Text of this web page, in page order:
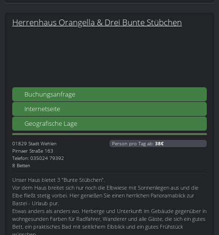
Herrenhaus Orangella & Drei Bunte Stübchen
Buchungsanfrage
Internetseite
Geografische Lage
01829 Stadt Wehlen
Pirnaer Straße 163
Telefon: 035024 79392
8 Betten
Person pro Tag ab: 38€
Unser Haus bietet 3 "Bunte Stübchen".
Vor dem Haus breitet sich nur noch die Elbwiese mit Sonnenliegen aus und die
Elbe fließt stetig vorbei. Hier genießen Sie einen herrlichen Panoramablick zur
Bastei - Urlaub pur.
Etwas anders als anders wo. Herberge und Unterkunft im Gebäude gegenüber in
wohngesunden Farben für Radfahrer, Wanderer und alle Gäste, die sich ein gutes
Bett, ein praktisches Bad mit seitlichem Elbblick und ein gutes Frühstück